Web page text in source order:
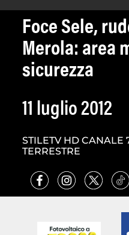
Foce Sele,
Merola: area
sicurezza
11 luglio 2012
STILETV HD CANALE
TERRESTRE